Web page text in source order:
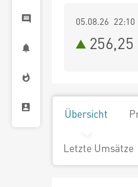
05.08.26 22:10
256,25
Übersicht
Letzte Umsätze